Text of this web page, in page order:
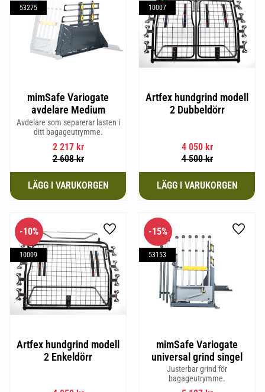
mimSafe Variogate
avdelare Medium
Avdelare som separerar lasten i
ditt bagageutrymme.
2 217kr
2 608kr
53275
Artfex hundgrind modell
2 Dubbeldörr
4 050kr
4 500kr
10007
Artfex hundgrind modell
2 Enkeldörr
10%
10009
Lägg till i favoriter
mimSafe Variogate
universal grind singel
Justerbar grind för
bagageutrymme.
15%
53153
Lägg